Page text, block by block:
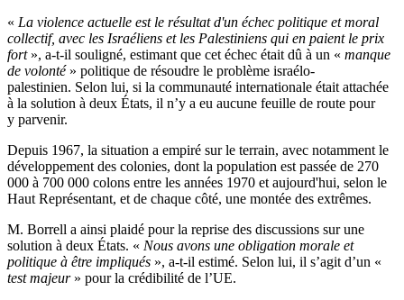
« La violence actuelle est le résultat d'un échec politique et moral
collectif, avec les Israéliens et les Palestiniens qui en paient le prix
fort », a-t-il souligné, estimant que cet échec était dû à un « manque
de volonté » politique de résoudre le problème israélo-
palestinien. Selon lui, si la communauté internationale était attachée
à la solution à deux États, il n’y a eu aucune feuille de route pour
y parvenir.
Depuis 1967, la situation a empiré sur le terrain, avec notamment le
développement des colonies, dont la population est passée de 270
000 à 700 000 colons entre les années 1970 et aujourd'hui, selon le
Haut Représentant, et de chaque côté, une montée des extrêmes.
M. Borrell a ainsi plaidé pour la reprise des discussions sur une
solution à deux États. « Nous avons une obligation morale et
politique à être impliqués », a-t-il estimé. Selon lui, il s’agit d’un «
test majeur » pour la crédibilité de l’UE.